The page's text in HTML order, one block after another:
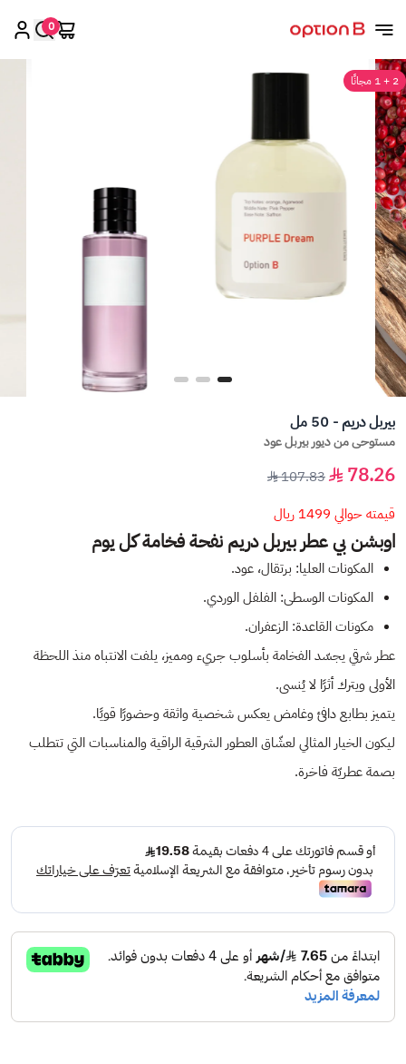
اوبشن بي
0
2 + 1 مجانًا
بيربل دريم - 50 مل
مستوحى من ديور بيربل عود
78.26
107.83
قيمته حوالي 1499 ريال
اوبشن بي عطر بيربل دريم نفحة فخامة كل يوم
المكونات العليا: برتقال، عود.
المكونات الوسطى: الفلفل الوردي.
مكونات القاعدة: الزعفران.
عطر شرقي يجسّد الفخامة بأسلوب جريء ومميز، يلفت الانتباه منذ اللحظة
الأولى ويترك أثرًا لا يُنسى.
يتميز بطابع دافئ وغامض يعكس شخصية واثقة وحضورًا قويًا.
ليكون الخيار المثالي لعشّاق العطور الشرقية الراقية والمناسبات التي تتطلب
بصمة عطريّة فاخرة.